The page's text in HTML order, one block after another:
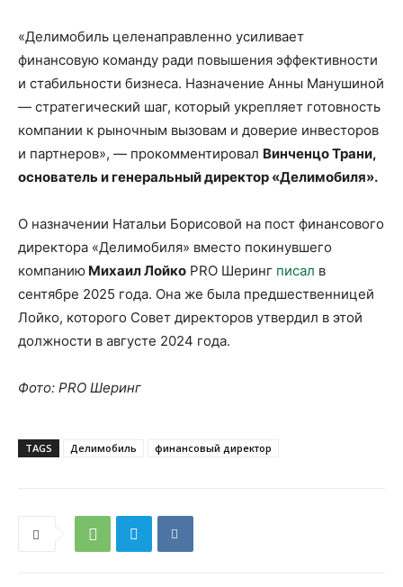
«Делимобиль целенаправленно усиливает
финансовую команду ради повышения эффективности
и стабильности бизнеса. Назначение Анны Манушиной
— стратегический шаг, который укрепляет готовность
компании к рыночным вызовам и доверие инвесторов
и партнеров», — прокомментировал Винченцо Трани,
основатель и генеральный директор «Делимобиля».
О назначении Натальи Борисовой на пост финансового
директора «Делимобиля» вместо покинувшего
компанию Михаил Лойко PRO Шеринг писал в
сентябре 2025 года. Она же была предшественницей
Лойко, которого Совет директоров утвердил в этой
должности в августе 2024 года.
Фото: PRO Шеринг
TAGS Делимобиль финансовый директор